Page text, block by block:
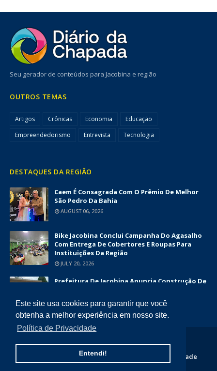
Este site usa cookies para garantir que você
obtenha a melhor experiência em nosso site.
Política de Privacidade
Entendi!
Seu gerador de conteúdos para Jacobina e região
OUTROS TEMAS
Artigos Crônicas Economia
Educação
Empreendedorismo
Entrevista Tecnologia
DESTAQUES DA REGIÃO
Caem É Consagrada Com O Prêmio De Melhor
São Pedro Da Bahia
AUGUST 06, 2026
Bike Jacobina Conclui Campanha Do Agasalho
Com Entrega De Cobertores E Roupas Para
Instituições Da Região
JULY 20, 2026
Prefeitura De Jacobina Anuncia Construção De
JUNE 12, 2026
Quem Somos Contato
Politica de Privacidade